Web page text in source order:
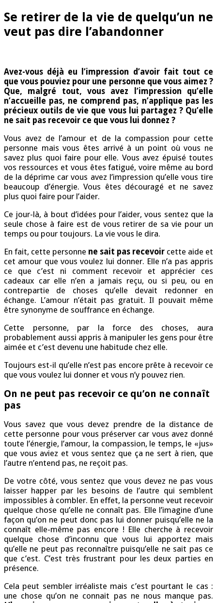
Se retirer de la vie de quelqu’un ne
veut pas dire l’abandonner
Avez-vous déjà eu l’impression d’avoir fait tout ce
que vous pouviez pour une personne que vous aimez ?
Que, malgré tout, vous avez l’impression qu’elle
n’accueille pas, ne comprend pas, n’applique pas les
précieux outils de vie que vous lui partagez ? Qu’elle
ne sait pas recevoir ce que vous lui donnez ?
Vous avez de l’amour et de la compassion pour cette
personne mais vous êtes arrivé à un point où vous ne
savez plus quoi faire pour elle. Vous avez épuisé toutes
vos ressources et vous êtes fatigué, voire même au bord
de la déprime car vous avez l’impression qu’elle vous tire
beaucoup d’énergie. Vous êtes découragé et ne savez
plus quoi faire pour l’aider.
Ce jour-là, à bout d’idées pour l’aider, vous sentez que la
seule chose à faire est de vous retirer de sa vie pour un
temps ou pour toujours. La vie vous le dira.
En fait, cette personne ne sait pas recevoir cette aide et
cet amour que vous voulez lui donner. Elle n’a pas appris
ce que c’est ni comment recevoir et apprécier ces
cadeaux car elle n’en a jamais reçu, ou si peu, ou en
contrepartie de choses qu’elle devait redonner en
échange. L’amour n’était pas gratuit. Il pouvait même
être synonyme de souffrance en échange.
Cette personne, par la force des choses, aura
probablement aussi appris à manipuler les gens pour être
aimée et c’est devenu une habitude chez elle.
Toujours est-il qu’elle n’est pas encore prête à recevoir ce
que vous voulez lui donner et vous n’y pouvez rien.
On ne peut pas recevoir ce qu’on ne connaît
pas
Vous savez que vous devez prendre de la distance de
cette personne pour vous préserver car vous avez donné
toute l’énergie, l’amour, la compassion, le temps, le «jus»
que vous aviez et vous sentez que ça ne sert à rien, que
l’autre n’entend pas, ne reçoit pas.
De votre côté, vous sentez que vous devez ne pas vous
laisser happer par les besoins de l’autre qui semblent
impossibles à combler. En effet, la personne veut recevoir
quelque chose qu’elle ne connaît pas. Elle l’imagine d’une
façon qu’on ne peut donc pas lui donner puisqu’elle ne la
connaît elle-même pas encore ! Elle cherche à recevoir
quelque chose d’inconnu que vous lui apportez mais
qu’elle ne peut pas reconnaître puisqu’elle ne sait pas ce
que c’est. C’est très frustrant pour les deux parties en
présence.
Cela peut sembler irréaliste mais c’est pourtant le cas :
une chose qu’on ne connait pas ne nous manque pas.